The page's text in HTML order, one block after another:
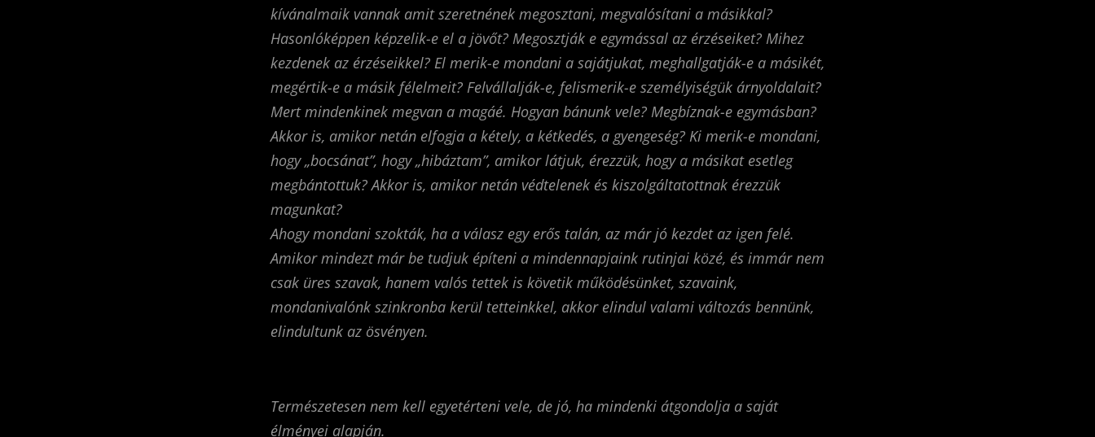
kívánalmaik vannak amit szeretnének megosztani, megvalósítani a másikkal?
Hasonlóképpen képzelik-e el a jövőt? Megosztják e egymással az érzéseiket? Mihez
kezdenek az érzéseikkel? El merik-e mondani a sajátjukat, meghallgatják-e a másikét,
megértik-e a másik félelmeit? Felvállalják-e, felismerik-e személyiségük árnyoldalait?
Mert mindenkinek megvan a magáé. Hogyan bánunk vele? Megbíznak-e egymásban?
Akkor is, amikor netán elfogja a kétely, a kétkedés, a gyengeség? Ki merik-e mondani,
hogy „bocsánat”, hogy „hibáztam”, amikor látjuk, érezzük, hogy a másikat esetleg
megbántottuk? Akkor is, amikor netán védtelenek és kiszolgáltatottnak érezzük
magunkat?
Ahogy mondani szokták, ha a válasz egy erős talán, az már jó kezdet az igen felé.
Amikor mindezt már be tudjuk építeni a mindennapjaink rutinjai közé, és immár nem
csak üres szavak, hanem valós tettek is követik működésünket, szavaink,
mondanivalónk szinkronba kerül tetteinkkel, akkor elindul valami változás bennünk,
elindultunk az ösvényen.
Természetesen nem kell egyetérteni vele, de jó, ha mindenki átgondolja a saját
élményei alapján.